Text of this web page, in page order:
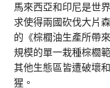
馬來西亞和印尼是世
求使得兩國砍伐大片
的《棕櫚油生產所帶
規模的單一栽種棕櫚
其他生態區皆遭破壞
猩。